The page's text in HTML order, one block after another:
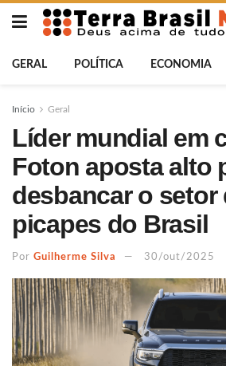
GERAL POLÍTICA ECONOMIA
Início Geral
Líder mundial em
Foton aposta alto
desbancar o setor
picapes do Brasil
Por Guilherme Silva 30/out/2025